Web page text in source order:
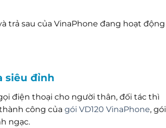
trả sau của VinaPhone đang hoạt động
siêu đỉnh
điện thoại cho người thân, đối tác thì
công của gói VD120 VinaPhone, gói
ngạc.